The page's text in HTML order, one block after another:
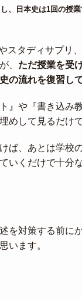
、日本史は1回の授
スタディサプリ
、 ただ授業を受
の流れを復習し
』や『書き込み
めして見るだけ
ば、あとは学校
いくだけで十分
を対策する前に
います。